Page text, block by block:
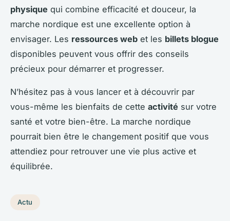
physique qui combine efficacité et douceur, la
marche nordique est une excellente option à
envisager. Les ressources web et les billets blogue
disponibles peuvent vous offrir des conseils
précieux pour démarrer et progresser.
N’hésitez pas à vous lancer et à découvrir par
vous-même les bienfaits de cette activité sur votre
santé et votre bien-être. La marche nordique
pourrait bien être le changement positif que vous
attendiez pour retrouver une vie plus active et
équilibrée.
Actu